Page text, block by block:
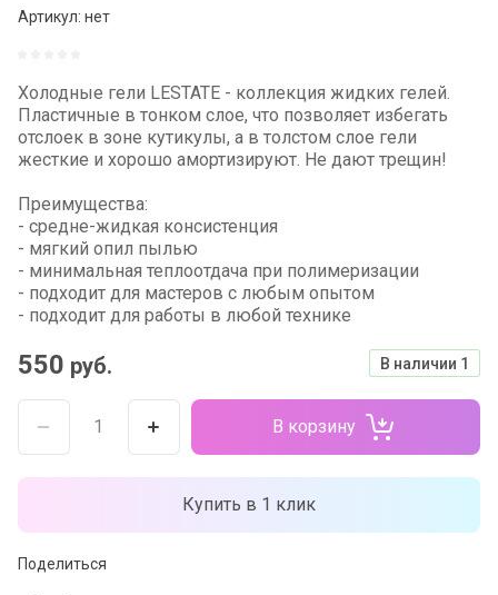
Артикул: нет
Холодные гели LESTATE - коллекция жидких гелей.
Пластичные в тонком слое, что позволяет избегать
отслоек в зоне кутикулы, а в толстом слое гели
жесткие и хорошо амортизируют. Не дают трещин!
Преимущества:
- средне-жидкая консистенция
- мягкий опил пылью
- минимальная теплоотдача при полимеризации
- подходит для мастеров с любым опытом
- подходит для работы в любой технике
В наличии 1
550 руб.
В корзину
Купить в 1 клик
Поделиться